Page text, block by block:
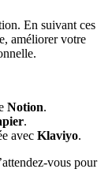
En suivant ces
améliorer votre
Notion.
.
avec Klaviyo.
vous pour